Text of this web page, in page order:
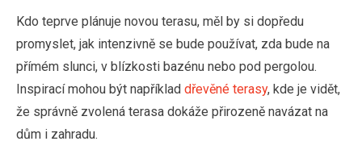
Kdo teprve plánuje novou terasu, měl by si dopředu
promyslet, jak intenzivně se bude používat, zda bude na
přímém slunci, v blízkosti bazénu nebo pod pergolou.
Inspirací mohou být například dřevěné terasy, kde je vidět,
že správně zvolená terasa dokáže přirozeně navázat na
dům i zahradu.